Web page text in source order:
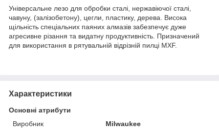
Універсальне лезо для обробки сталі, нержавіючої сталі,
чавуну, (залізобетону), цегли, пластику, дерева. Висока
щільність спеціальних паяних алмазів забезпечує дуже
агресивне різання та видатну продуктивність. Призначений
для використання в рятувальній відрізній пилці MXF.
Характеристики
Основні атрибути
Виробник
Milwaukee